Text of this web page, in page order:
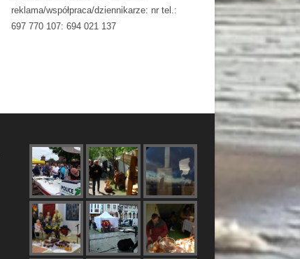
reklama/współpraca/dziennikarze: nr tel.:
697 770 107: 694 021 137